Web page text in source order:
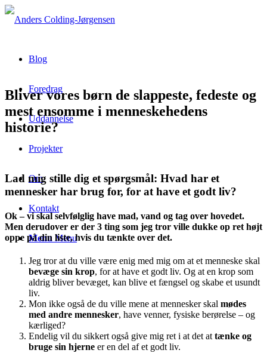
Blog
Foredrag
Uddannelse
Projekter
Om
Kontakt
Menu Menu
Bliver vores børn de slappeste, fedeste og
mest ensomme i menneskehedens
historie?
Lad mig stille dig et spørgsmål: Hvad har et
mennesker har brug for, for at have et godt liv?
Ok – vi skal selvfølglig have mad, vand og tag over hovedet.
Men derudover er der 3 ting som jeg tror ville dukke op ret højt
oppe på din liste, hvis du tænkte over det.
Jeg tror at du ville være enig med mig om at et menneske skal
bevæge sin krop, for at have et godt liv. Og at en krop som
aldrig bliver bevæget, kan blive et fængsel og skabe et usundt
liv.
Mon ikke også de du ville mene at mennesker skal mødes
med andre mennesker, have venner, fysiske berørelse – og
kærliged?
Endelig vil du sikkert også give mig ret i at det at tænke og
bruge sin hjerne er en del af et godt liv.